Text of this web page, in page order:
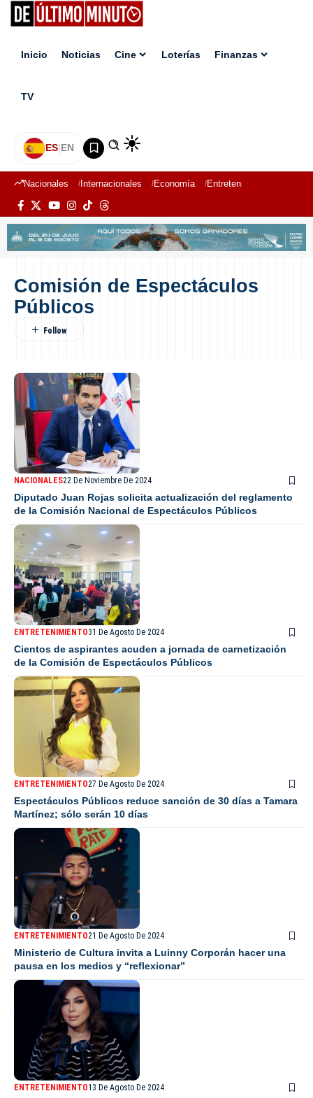
Inicio Noticias Cine Loterías Finanzas
TV
ES|EN
Nacionales Internacionales Economía Entretenimiento
Comisión de Espectáculos
Públicos
NACIONALES22 De Noviembre De 2024
Diputado Juan Rojas solicita actualización del reglamento
de la Comisión Nacional de Espectáculos Públicos
ENTRETENIMIENTO31 De Agosto De 2024
Cientos de aspirantes acuden a jornada de carnetización
de la Comisión de Espectáculos Públicos
ENTRETENIMIENTO27 De Agosto De 2024
Espectáculos Públicos reduce sanción de 30 días a Tamara
Martínez; sólo serán 10 días
ENTRETENIMIENTO21 De Agosto De 2024
Ministerio de Cultura invita a Luinny Corporán hacer una
pausa en los medios y “reflexionar”
ENTRETENIMIENTO13 De Agosto De 2024